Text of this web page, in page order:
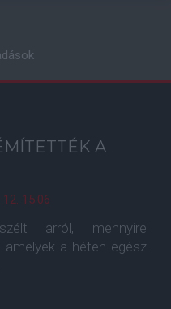
A
15:06
arról, mennyire
a héten egész